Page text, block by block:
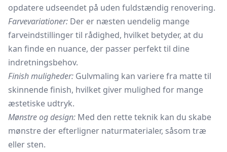
opdatere udseendet på uden fuldstændig renovering.
Farvevariationer: Der er næsten uendelig mange
farveindstillinger til rådighed, hvilket betyder, at du
kan finde en nuance, der passer perfekt til dine
indretningsbehov.
Finish muligheder: Gulvmaling kan variere fra matte til
skinnende finish, hvilket giver mulighed for mange
æstetiske udtryk.
Mønstre og design: Med den rette teknik kan du skabe
mønstre der efterligner naturmaterialer, såsom træ
eller sten.